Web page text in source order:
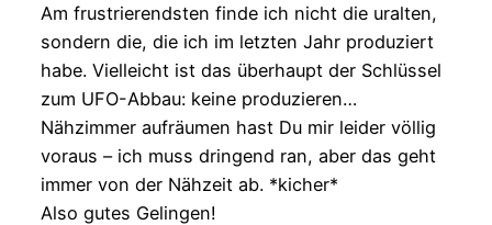
Am frustrierendsten finde ich nicht die uralten,
sondern die, die ich im letzten Jahr produziert
habe. Vielleicht ist das überhaupt der Schlüssel
zum UFO-Abbau: keine produzieren…
Nähzimmer aufräumen hast Du mir leider völlig
voraus – ich muss dringend ran, aber das geht
immer von der Nähzeit ab. *kicher*
Also gutes Gelingen!